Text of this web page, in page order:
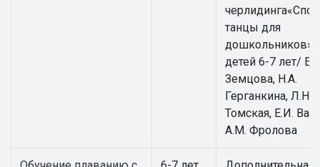
танцы для
дошкольников»
детей 6-7 лет/
Земцова, Н.А.
Герганкина, Л.Н.
Томская, Е.И.
А.М. Фролова